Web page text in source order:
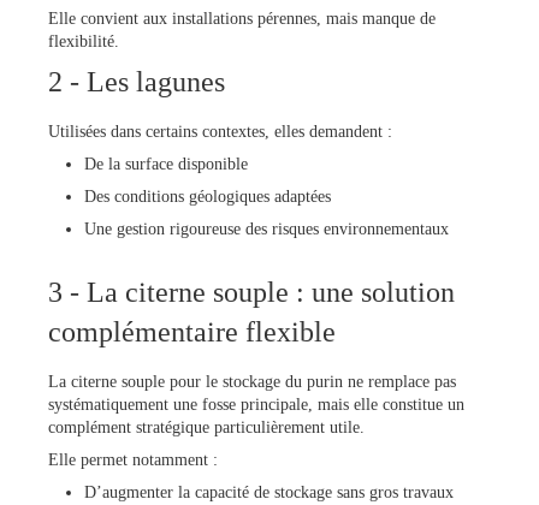
Elle convient aux installations pérennes, mais manque de
flexibilité.
2 - Les lagunes
Utilisées dans certains contextes, elles demandent :
De la surface disponible
Des conditions géologiques adaptées
Une gestion rigoureuse des risques environnementaux
3 - La citerne souple : une solution
complémentaire flexible
La citerne souple pour le stockage du purin ne remplace pas
systématiquement une fosse principale, mais elle constitue un
complément stratégique particulièrement utile.
Elle permet notamment :
D’augmenter la capacité de stockage sans gros travaux